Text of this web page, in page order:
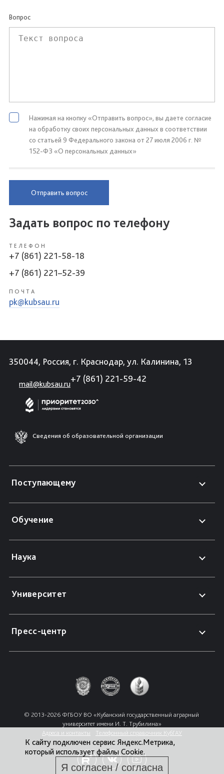
Вопрос
Нажимая на кнопку «Отправить вопрос», вы даете согласие
на обработку своих персональных данных в соответствии
со статьей 9 Федерального закона от 27 июля 2006 г. №
152-ФЗ «О персональных данных»
Отправить вопрос
Задать вопрос по телефону
ТЕЛЕФОН
+7 (861) 221-58-18
+7 (861) 221–52-39
ПОЧТА
pk@kubsau.ru
350044, Россия, г. Краснодар, ул. Калинина, 13
mail@kubsau.ru
+7 (861) 221-59-42
Сведения об образовательной организации
Поступающему
Обучение
Наука
Университет
Пресс-центр
© 2013-2026 ФГБОУ ВО «Кубанский государственный аграрный
университет имени И. Т. Трубилина»
Адреса и контакты
Телефонный справочник КубГАУ
К сайту подключен сервис Яндекс.Метрика,
который использует файлы Cookie.
Я согласен / согласна